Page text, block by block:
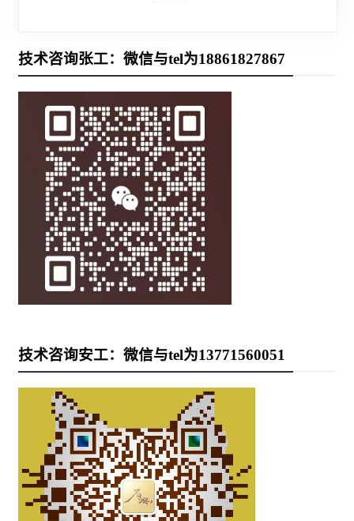
技术咨询张工：微信与tel为18861827867
技术咨询安工：微信与tel为13771560051